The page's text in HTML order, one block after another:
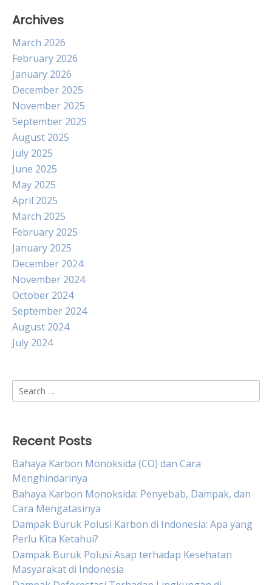
Archives
March 2026
February 2026
January 2026
December 2025
November 2025
September 2025
August 2025
July 2025
June 2025
May 2025
April 2025
March 2025
February 2025
January 2025
December 2024
November 2024
October 2024
September 2024
August 2024
July 2024
Search
for:
Recent Posts
Bahaya Karbon Monoksida (CO) dan Cara
Menghindarinya
Bahaya Karbon Monoksida: Penyebab, Dampak, dan
Cara Mengatasinya
Dampak Buruk Polusi Karbon di Indonesia: Apa yang
Perlu Kita Ketahui?
Dampak Buruk Polusi Asap terhadap Kesehatan
Masyarakat di Indonesia